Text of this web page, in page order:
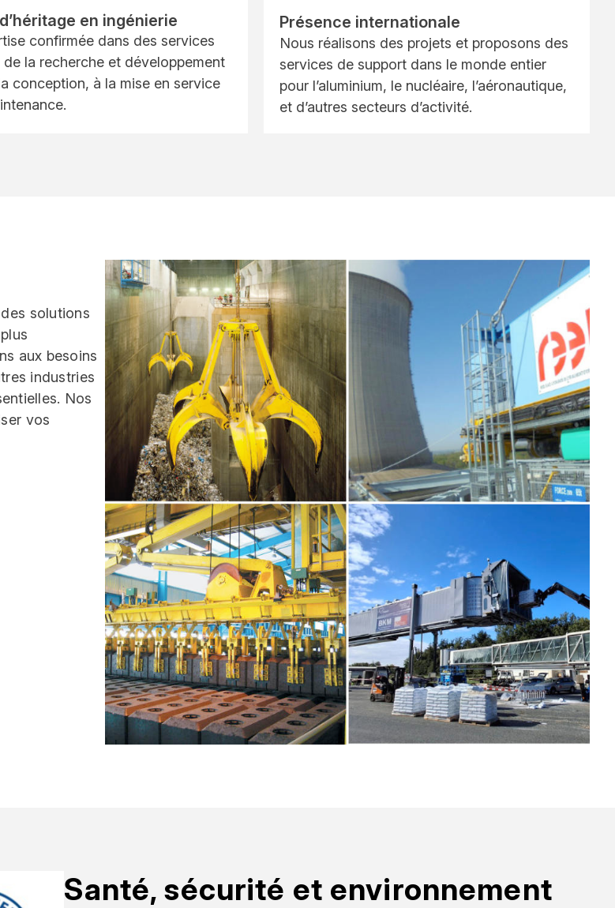
en ingénierie
confirmée dans des services
la recherche et développement
conception, à la mise en service
Présence internationale
Nous réalisons des projets et proposons des
services de support dans le monde entier
pour l’aluminium, le nucléaire, l’aéronautique,
et d’autres secteurs d’activité.
solutions
aux besoins
industries
Nos
vos
Santé, sécurité et environnement